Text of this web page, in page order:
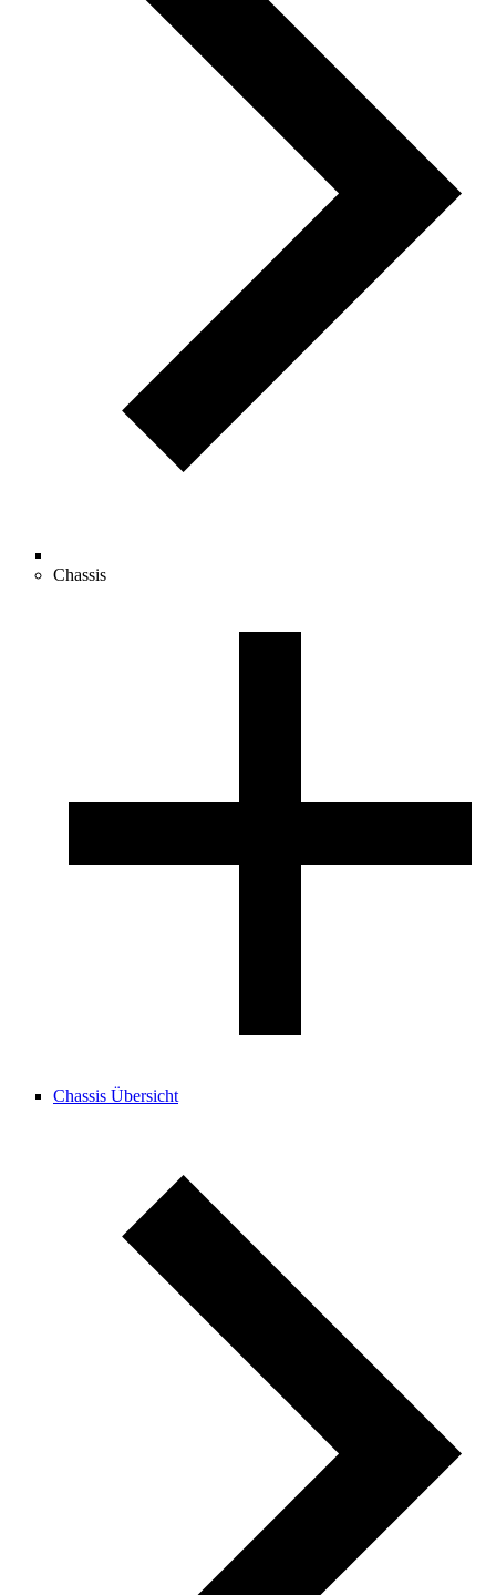
Chassis
Chassis Übersicht